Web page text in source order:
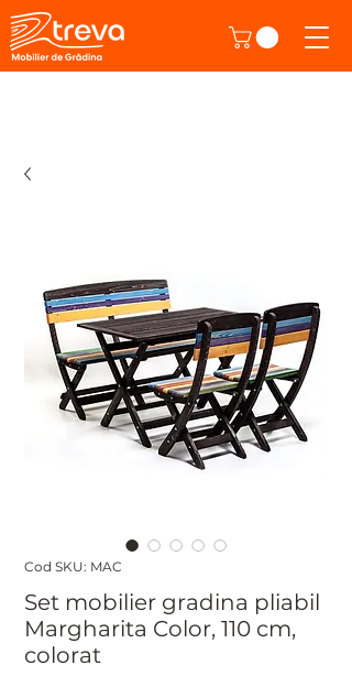
Cod SKU: MAC
Set mobilier gradina pliabil
Margharita Color, 110 cm,
colorat